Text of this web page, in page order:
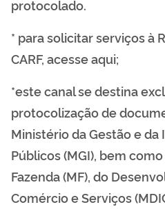
protocolado.
* para solicitar serviços à
CARF, acesse aqui;
*este canal se destina
protocolização de
Ministério da Gestão e
Públicos (MGI), bem
Fazenda (MF), do
Comércio e Serviços